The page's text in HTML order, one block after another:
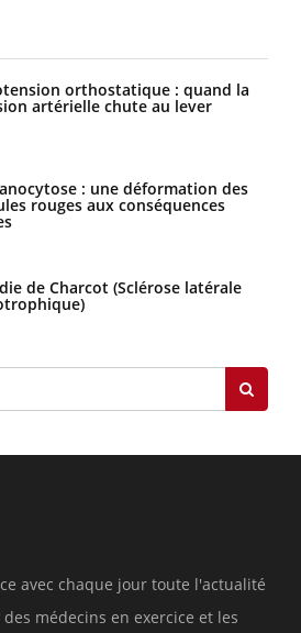
orthostatique : quand la
artérielle chute au lever
: une déformation des
rouges aux conséquences
de Charcot (Sclérose latérale
avec chaque jour toute l'actualité
médecins en exercice et les